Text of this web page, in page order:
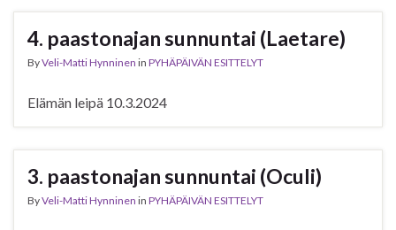
4. paastonajan sunnuntai (Laetare)
ByVeli-Matti Hynninen in PYHÄPÄIVÄN ESITTELYT
Elämän leipä 10.3.2024
3. paastonajan sunnuntai (Oculi)
ByVeli-Matti Hynninen in PYHÄPÄIVÄN ESITTELYT